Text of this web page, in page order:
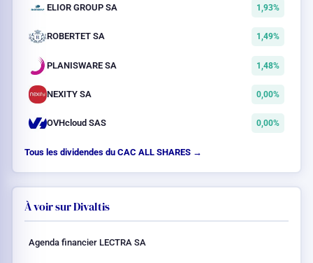
ELIOR GROUP SA 1,93%
ROBERTET SA 1,49%
PLANISWARE SA 1,48%
NEXITY SA 0,00%
OVHcloud SAS 0,00%
Tous les dividendes du CAC ALL SHARES →
À voir sur Divaltis
Agenda financier LECTRA SA